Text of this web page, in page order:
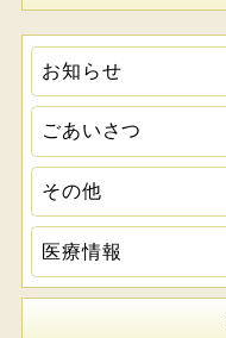
お知らせ
ごあいさつ
その他
医療情報